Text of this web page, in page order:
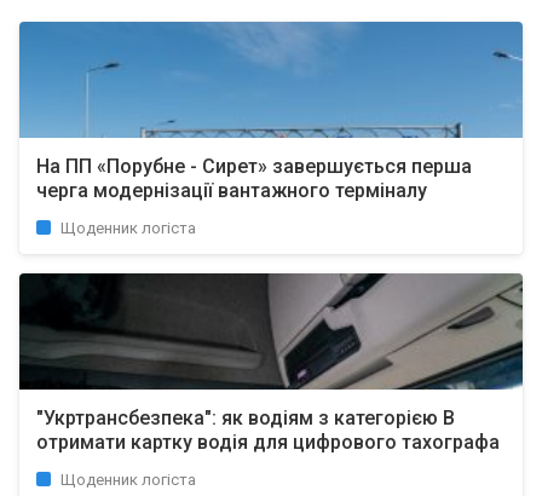
На ПП «Порубне - Сирет» завершується перша
черга модернізації вантажного терміналу
Щоденник логіста
"Укртрансбезпека": як водіям з категорією B
отримати картку водія для цифрового тахографа
Щоденник логіста